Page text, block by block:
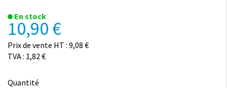
En stock
10,90 €
Prix de vente HT : 9,08 €
TVA : 1,82 €
Quantité